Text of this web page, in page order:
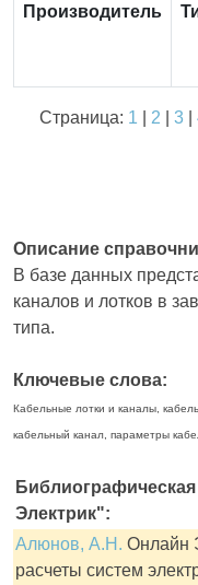
Производитель
Страница: 1 2 3|
Описание
В базе данных
каналов и лотков в
типа.
Ключевые слова:
Кабельные лотки и каналы,
кабельный канал, параметры
Электрик":
Алюнов, А.Н. Онлайн
расчеты систем